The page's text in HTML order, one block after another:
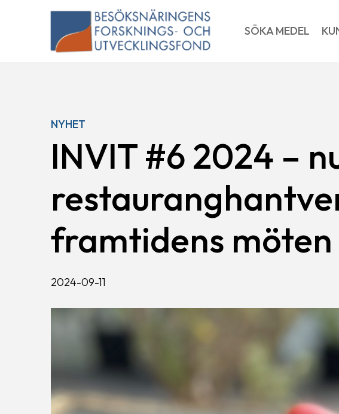
SÖKA MEDEL
NYHET
INVIT #6 2024 –
framtidens möten
2024-09-11